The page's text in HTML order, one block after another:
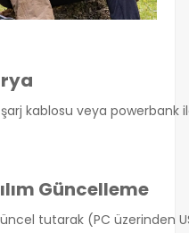
kablosu veya powerbank
Güncelleme
tutarak (PC üzerinden